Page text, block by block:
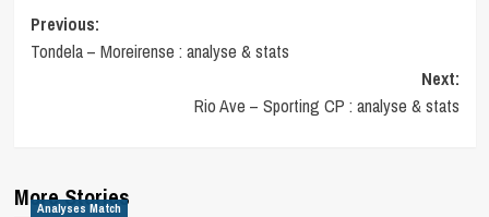
Post
navigation
Previous:
Tondela – Moreirense : analyse & stats
Next:
Rio Ave – Sporting CP : analyse & stats
More Stories
Analyses Match